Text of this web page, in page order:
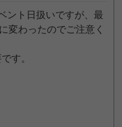
ント日扱いですが、最
変わったのでご注意く
す。